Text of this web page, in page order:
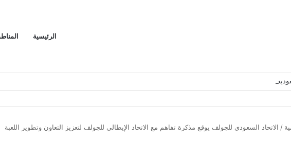
الرئيسية
/ الاتحاد السعودي للجولف يوقع مذكرة تفاهم مع الاتحاد الإيطالي للجولف لتعزيز التعاون وتطوير اللعبة